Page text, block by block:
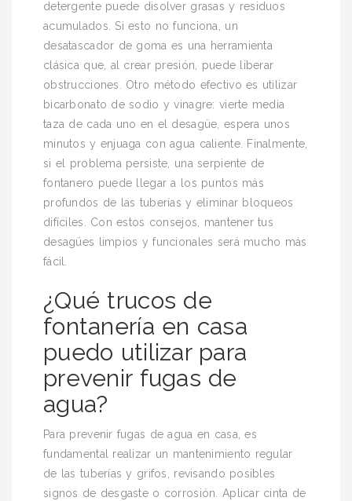
detergente puede disolver grasas y residuos
acumulados. Si esto no funciona, un
desatascador de goma es una herramienta
clásica que, al crear presión, puede liberar
obstrucciones. Otro método efectivo es utilizar
bicarbonato de sodio y vinagre: vierte media
taza de cada uno en el desagüe, espera unos
minutos y enjuaga con agua caliente. Finalmente,
si el problema persiste, una serpiente de
fontanero puede llegar a los puntos más
profundos de las tuberías y eliminar bloqueos
difíciles. Con estos consejos, mantener tus
desagües limpios y funcionales será mucho más
fácil.
¿Qué trucos de
fontanería en casa
puedo utilizar para
prevenir fugas de
agua?
Para prevenir fugas de agua en casa, es
fundamental realizar un mantenimiento regular
de las tuberías y grifos, revisando posibles
signos de desgaste o corrosión. Aplicar cinta de